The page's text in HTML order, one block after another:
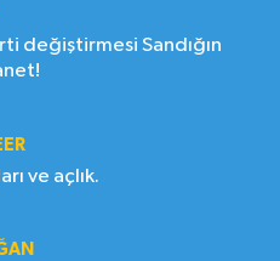
değiştirmesi Sandığın
ve açlık.